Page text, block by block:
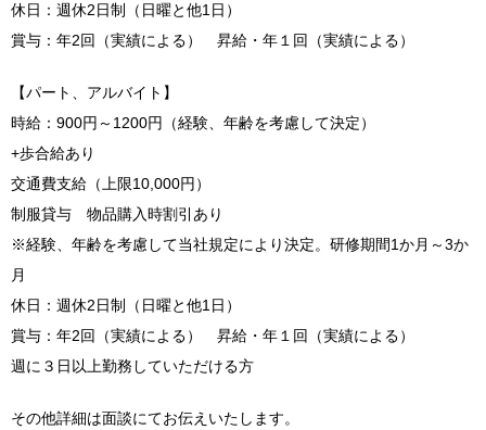
休日：週休2日制（日曜と他1日）
賞与：年2回（実績による） 昇給・年１回（実績による）
【パート、アルバイト】
時給：900円～1200円（経験、年齢を考慮して決定）
+歩合給あり
交通費支給（上限10,000円）
制服貸与 物品購入時割引あり
※経験、年齢を考慮して当社規定により決定。研修期間1か月～3か
月
休日：週休2日制（日曜と他1日）
賞与：年2回（実績による） 昇給・年１回（実績による）
週に３日以上勤務していただける方
その他詳細は面談にてお伝えいたします。